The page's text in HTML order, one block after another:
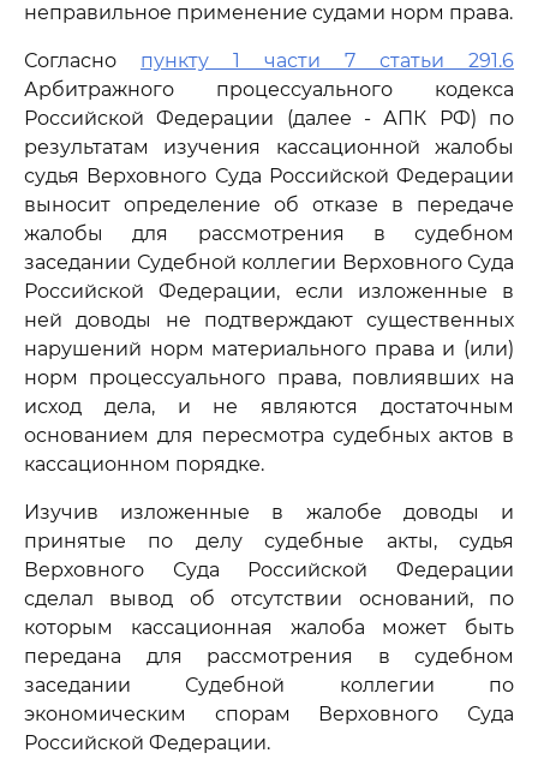
неправильное применение судами норм права.
Согласно пункту 1 части 7 статьи 291.6
Арбитражного процессуального кодекса
Российской Федерации (далее - АПК РФ) по
результатам изучения кассационной жалобы
судья Верховного Суда Российской Федерации
выносит определение об отказе в передаче
жалобы для рассмотрения в судебном
заседании Судебной коллегии Верховного Суда
Российской Федерации, если изложенные в
ней доводы не подтверждают существенных
нарушений норм материального права и (или)
норм процессуального права, повлиявших на
исход дела, и не являются достаточным
основанием для пересмотра судебных актов в
кассационном порядке.
Изучив изложенные в жалобе доводы и
принятые по делу судебные акты, судья
Верховного Суда Российской Федерации
сделал вывод об отсутствии оснований, по
которым кассационная жалоба может быть
передана для рассмотрения в судебном
заседании Судебной коллегии по
экономическим спорам Верховного Суда
Российской Федерации.